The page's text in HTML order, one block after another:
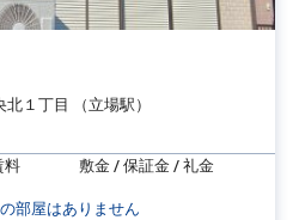
１丁目 （立場駅）
料 敷金 / 保証金 / 礼金
部屋はありません